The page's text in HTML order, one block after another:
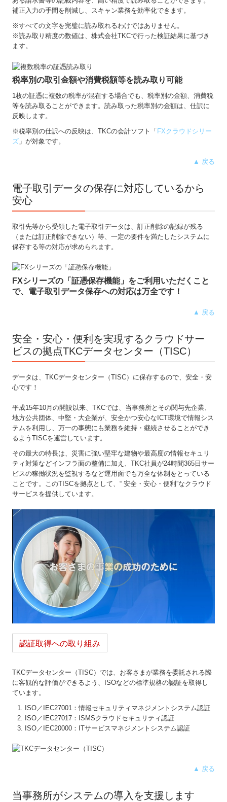
補正入力の手間を削減し、スキャン業務を効率化できます。
※すべての⽂字を完璧に読み取れるわけではありません。
※読み取り精度の数値は、株式会社TKCで⾏った検証結果に基づき
ます。
税率別の取引金額や消費税額等を読み取り可能
1枚の証憑に複数の税率が混在する場合でも、税率別の金額、消費税
等を読み取ることができます。読み取った税率別の金額は、仕訳に
反映します。
※税率別の仕訳への反映は、TKCの会計ソフト「 FXクラウドシリー
ズ 」が対象です。
▲ 戻る
電子取引データの保存に対応しているから
安心
取引先等から受領した電子取引データは、訂正削除の記録が残る
（または訂正削除できない）等、一定の要件を満たしたシステムに
保存する等の対応が求められます。
FXシリーズの「証憑保存機能」をご利用いただくこと
で、電子取引データ保存への対応は万全です！
▲ 戻る
安全・安心・便利を実現するクラウドサー
ビスの拠点TKCデータセンター（TISC）
データは、TKCデータセンター（TISC）に保存するので、安全・安
心です！
平成15年10月の開設以来、TKCでは、当事務所とその関与先企業、
地方公共団体、中堅・大企業が、安全かつ安心なICT環境で情報シス
テムを利用し、万一の事態にも業務を維持・継続させることができ
るようTISCを運営しています。
その最大の特長は、災害に強い堅牢な建物や最高度の情報セキュリ
ティ対策などインフラ面の整備に加え、TKC社員が24時間365日サー
ビスの稼働状況を監視するなど運用面でも万全な体制をとっている
ことです。このTISCを拠点として、“ 安全・安心・便利”なクラウド
サービスを提供しています。
認証取得への取り組み
TKCデータセンター（TISC）では、お客さまが業務を委託される際
に客観的な評価ができるよう、ISOなどの標準規格の認証を取得し
ています。
ISO／IEC27001：情報セキュリティマネジメントシステム認証
ISO／IEC27017：ISMSクラウドセキュリティ認証
ISO／IEC20000：ITサービスマネジメントシステム認証
▲ 戻る
当事務所がシステムの導入を支援します